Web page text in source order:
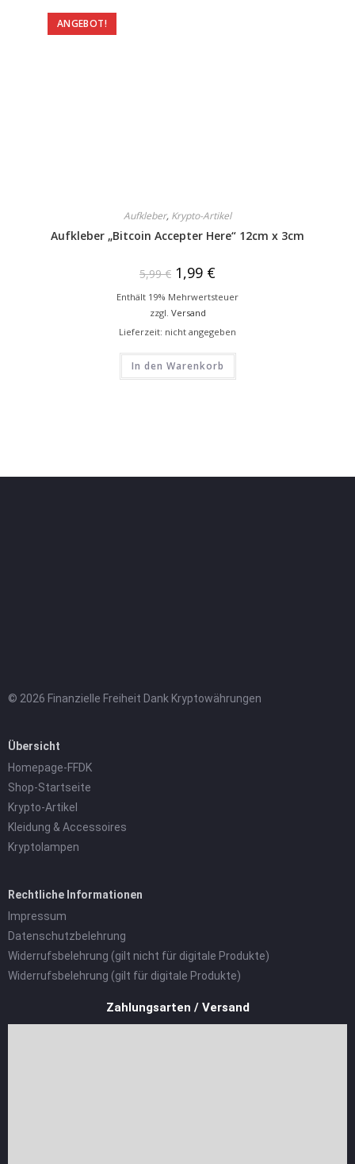
ANGEBOT!
Aufkleber, Krypto-Artikel
Aufkleber „Bitcoin Accepter Here“ 12cm x 3cm
5,99€ 1,99 €
Enthält 19% Mehrwertsteuer
zzgl. Versand
Lieferzeit: nicht angegeben
In den Warenkorb
© 2026 Finanzielle Freiheit Dank Kryptowährungen
Übersicht
Homepage-FFDK
Shop-Startseite
Krypto-Artikel
Kleidung & Accessoires
Kryptolampen
Rechtliche Informationen
Impressum
Datenschutzbelehrung
Widerrufsbelehrung (gilt nicht für digitale Produkte)
Widerrufsbelehrung (gilt für digitale Produkte)
Zahlungsarten / Versand